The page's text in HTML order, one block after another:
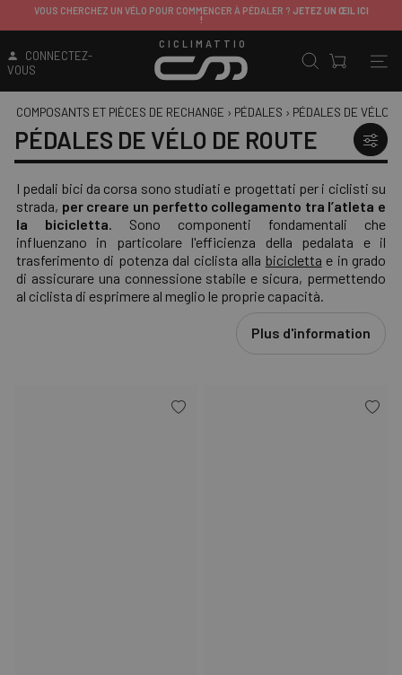
ITALIE: LIVRAISON GRATUITE AU-DESSUS DE 149,99€
SAUF CONTRIBUTIONS DE LIVRAISON APPLIQUÉES SUR CERTAINS PRODUITS
CONNECTEZ-
VOUS
CICLIMATTIO
COMPOSANTS ET PIÈCES DE RECHANGE › PÉDALES › PÉDALES DE VÉLO
PÉDALES DE VÉLO DE ROUTE
I pedali bici da corsa sono studiati e progettati per i ciclisti su
strada, per creare un perfetto collegamento tra l’atleta e
la bicicletta. Sono componenti fondamentali che
influenzano in particolare l'efficienza della pedalata e il
trasferimento di potenza dal ciclista alla bicicletta e in grado
di assicurare una connessione stabile e sicura, permettendo
al ciclista di esprimere al meglio le proprie capacità.
Plus d'information